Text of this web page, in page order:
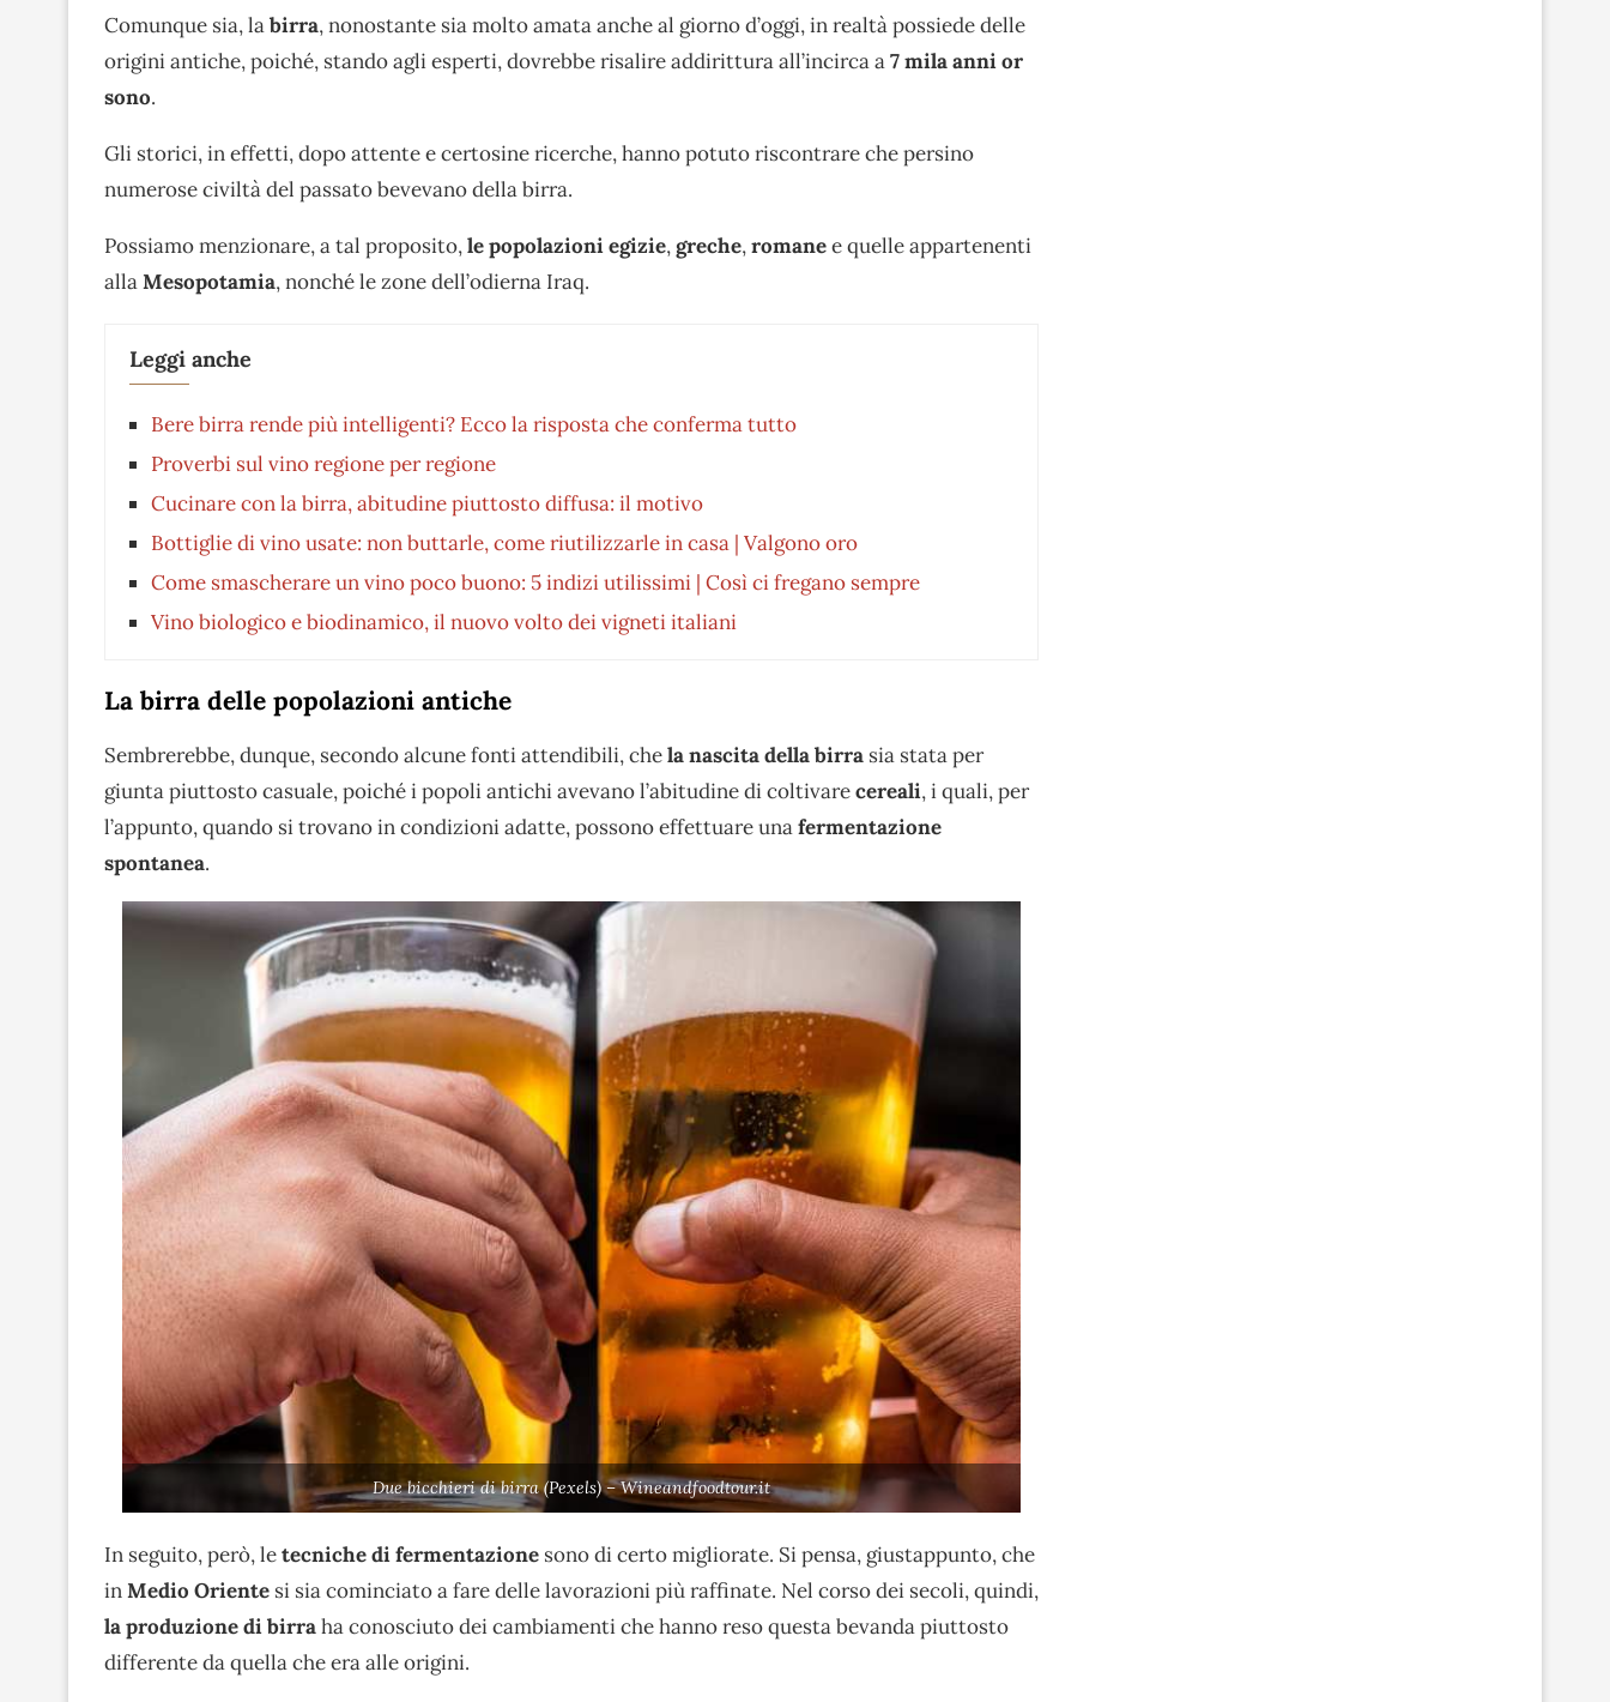
Comunque sia, labirra, nonostante sia molto amata anche al giorno d’oggi, in realtà possiede delle
origini antiche, poiché, stando agli esperti, dovrebbe risalire addirittura all’incirca a7 mila anni or
sono.
Gli storici, in effetti, dopo attente e certosine ricerche, hanno potuto riscontrare che persino
numerose civiltà del passato bevevano della birra.
Possiamo menzionare, a tal proposito,lepopolazioni egizie,greche,romanee quelle appartenenti
allaMesopotamia, nonché le zone dell’odierna Iraq.
Leggi anche
Bere birra rende più intelligenti? Ecco la risposta che conferma tutto
Proverbi sul vino regione per regione
Cucinare con la birra, abitudine piuttosto diffusa: il motivo
Bottiglie di vino usate: non buttarle, come riutilizzarle in casa | Valgono oro
Come smascherare un vino poco buono: 5 indizi utilissimi | Così ci fregano sempre
Vino biologico e biodinamico, il nuovo volto dei vigneti italiani
La birra delle popolazioni antiche
Sembrerebbe, dunque, secondo alcune fonti attendibili, chela nascita della birra sia stata per
giunta piuttosto casuale, poiché i popoli antichi avevano l’abitudine di coltivarecereali, i quali, per
l’appunto, quando si trovano in condizioni adatte, possono effettuare unafermentazione
spontanea.
Due bicchieri di birra (Pexels) – Wineandfoodtour.it
In seguito, però, letecniche di fermentazione sono di certo migliorate. Si pensa, giustappunto, che
inMedio Oriente si sia cominciato a fare delle lavorazioni più raffinate. Nel corso dei secoli, quindi,
la produzione di birraha conosciuto dei cambiamenti che hanno reso questa bevanda piuttosto
differente da quella che era alle origini.